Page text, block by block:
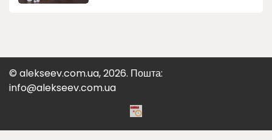
© alekseev.com.ua, 2026. Пошта:
info@alekseev.com.ua